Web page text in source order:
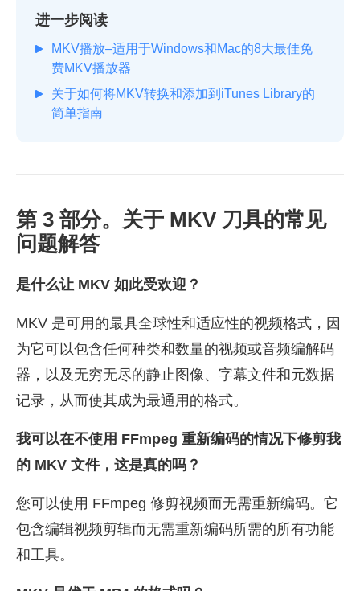
进一步阅读
MKV播放–适用于Windows和Mac的8大最佳免
费MKV播放器
关于如何将MKV转换和添加到iTunes Library的
简单指南
第 3 部分。关于 MKV 刀具的常见
问题解答
是什么让 MKV 如此受欢迎？
MKV 是可用的最具全球性和适应性的视频格式，因
为它可以包含任何种类和数量的视频或音频编解码
器，以及无穷无尽的静止图像、字幕文件和元数据
记录，从而使其成为最通用的格式。
我可以在不使用 FFmpeg 重新编码的情况下修剪我
的 MKV 文件，这是真的吗？
您可以使用 FFmpeg 修剪视频而无需重新编码。它
包含编辑视频剪辑而无需重新编码所需的所有功能
和工具。